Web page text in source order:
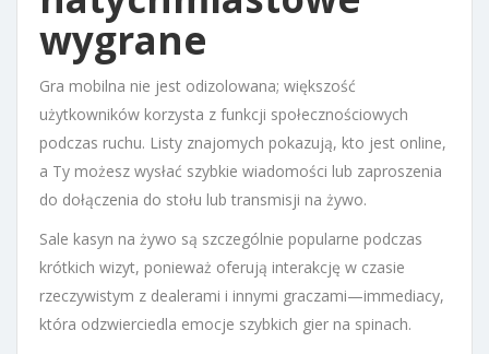
wygrane
Gra mobilna nie jest odizolowana; większość
użytkowników korzysta z funkcji społecznościowych
podczas ruchu. Listy znajomych pokazują, kto jest online,
a Ty możesz wysłać szybkie wiadomości lub zaproszenia
do dołączenia do stołu lub transmisji na żywo.
Sale kasyn na żywo są szczególnie popularne podczas
krótkich wizyt, ponieważ oferują interakcję w czasie
rzeczywistym z dealerami i innymi graczami—immediacy,
która odzwierciedla emocje szybkich gier na spinach.